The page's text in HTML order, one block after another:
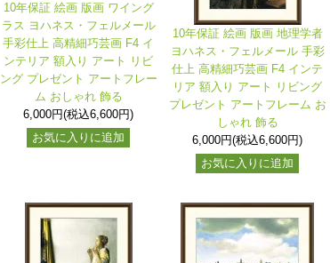
10年保証 絵画 版画 ワイング
ラス ヨハネス・フェルメール
手彩仕上 高精細巧芸画 F4 イ
ンテリア 額入り アート リビ
ング プレゼント アートフレー
ム おしゃれ 飾る
6,000円(税込6,600円)
お気に入りに追加
10年保証 絵画 版画 地理学者
ヨハネス・フェルメール 手彩
仕上 高精細巧芸画 F4 インテ
リア 額入り アート リビング
プレゼント アートフレーム お
しゃれ 飾る
6,000円(税込6,600円)
お気に入りに追加